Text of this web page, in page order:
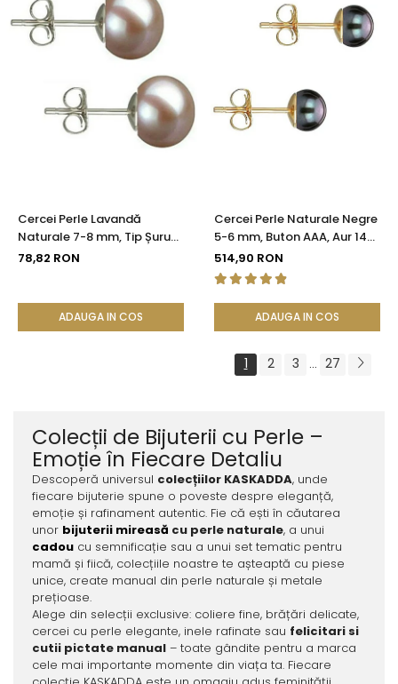
Cercei Perle Lavandă
Naturale 7-8 mm, Tip Șurub,
Argint 925 - Calitate AAA |
78,82 RON
ADAUGA IN COS
Cercei Perle Naturale Negre
5-6 mm, Buton AAA, Aur 14K
(aur 585), Tip Șurub |
KASKADDA®
514,90 RON
ADAUGA IN COS
1 2 3 ... 27
Colecții de Bijuterii cu Perle –
Emoție în Fiecare Detaliu
Descoperă universul colecțiilor KASKADDA, unde
fiecare bijuterie spune o poveste despre eleganță,
emoție și rafinament autentic. Fie că ești în căutarea
unor bijuterii mireasă cu perle naturale, a unui
cadoucu semnificație sau a unui set tematic pentru
mamă și fiică, colecțiile noastre te așteaptă cu piese
unice, create manual din perle naturale și metale
prețioase.
Alege din selecții exclusive: coliere fine, brățări delicate,
cercei cu perle elegante, inele rafinate sau felicitari si
cutii pictate manual– toate gândite pentru a marca
cele mai importante momente din viața ta. Fiecare